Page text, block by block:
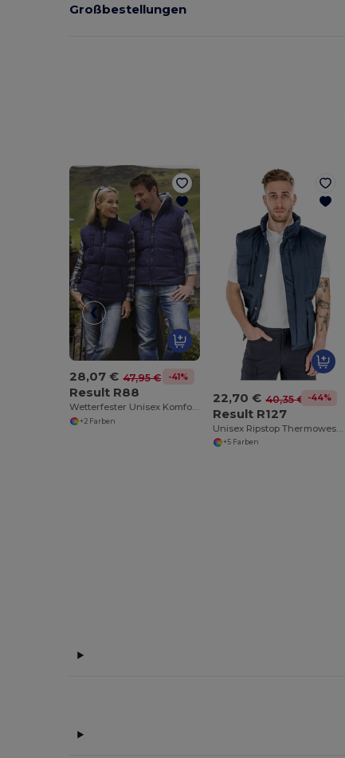
Großbestellungen
28,07 € 47,95 € -41%
Result R88
Wetterfester Unisex Komfort-Bodywarmer
+2 Farben
22,70 € 40,35 € -44%
Result R127
+5 Farben